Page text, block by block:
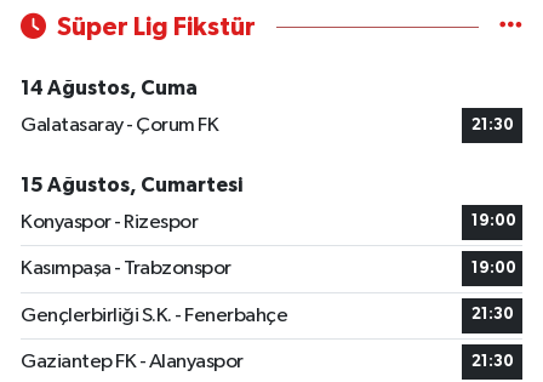
Süper Lig Fikstür
14 Ağustos, Cuma
Galatasaray - Çorum FK
21:30
15 Ağustos, Cumartesi
Konyaspor - Rizespor
19:00
Kasımpaşa - Trabzonspor 19:00
Gençlerbirliği S.K. - Fenerbahçe 21:30
Gaziantep FK - Alanyaspor 21:30